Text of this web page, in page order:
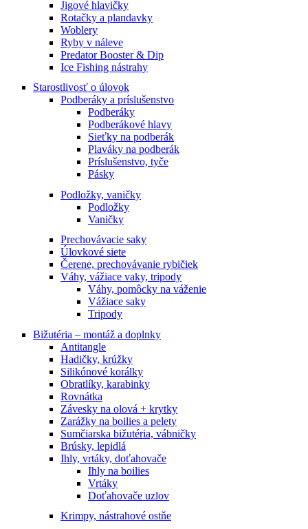
Jigové hlavičky
Rotačky a plandavky
Woblery
Ryby v náleve
Predator Booster & Dip
Ice Fishing nástrahy
Starostlivosť o úlovok
Podberáky a príslušenstvo
Podberáky
Podberákové hlavy
Sieťky na podberák
Plaváky na podberák
Príslušenstvo, tyče
Pásky
Podložky, vaničky
Podložky
Vaničky
Prechovávacie saky
Úlovkové siete
Čerene, prechovávanie rybičiek
Váhy, vážiace vaky, tripody
Váhy, pomôcky na váženie
Vážiace saky
Tripody
Bižutéria – montáž a doplnky
Antitangle
Hadičky, krúžky
Silikónové korálky
Obratlíky, karabinky
Rovnátka
Závesky na olová + krytky
Zarážky na boilies a pelety
Sumčiarska bižutéria, vábničky
Brúsky, lepidlá
Ihly, vrtáky, doťahovače
Ihly na boilies
Vrtáky
Doťahovače uzlov
Krimpy, nástrahové ostňe